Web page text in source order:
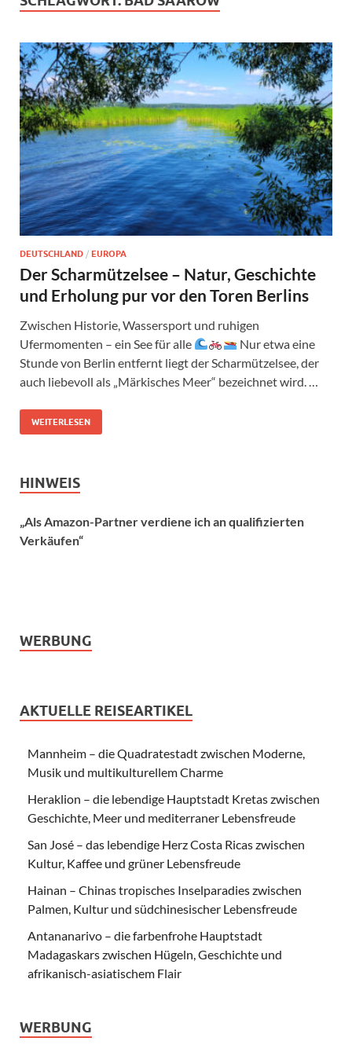
DEUTSCHLAND / EUROPA
Der Scharmützelsee – Natur, Geschichte
und Erholung pur vor den Toren Berlins
Zwischen Historie, Wassersport und ruhigen
Ufermomenten – ein See für alle
Nur etwa eine
Stunde von Berlin entfernt liegt der Scharmützelsee, der
auch liebevoll als „Märkisches Meer“ bezeichnet wird. …
WEITERLESEN
HINWEIS
„Als Amazon-Partner verdiene ich an qualifizierten
Verkäufen“
WERBUNG
AKTUELLE REISEARTIKEL
Mannheim – die Quadratestadt zwischen Moderne,
Musik und multikulturellem Charme
Heraklion – die lebendige Hauptstadt Kretas zwischen
Geschichte, Meer und mediterraner Lebensfreude
San José – das lebendige Herz Costa Ricas zwischen
Kultur, Kaffee und grüner Lebensfreude
Hainan – Chinas tropisches Inselparadies zwischen
Palmen, Kultur und südchinesischer Lebensfreude
Antananarivo – die farbenfrohe Hauptstadt
Madagaskars zwischen Hügeln, Geschichte und
afrikanisch-asiatischem Flair
WERBUNG